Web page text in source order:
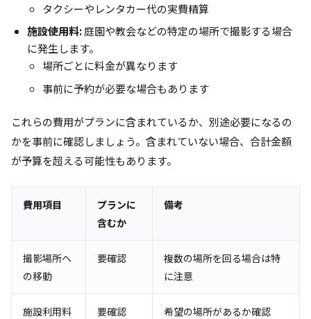
タクシーやレンタカー代の実費精算
施設使用料:庭園や教会などの特定の場所で撮影する場合
に発生します。
場所ごとに料金が異なります
事前に予約が必要な場合もあります
これらの費用がプランに含まれているか、別途必要になるの
かを事前に確認しましょう。含まれていない場合、合計金額
が予算を超える可能性もあります。
費用項目
プランに
含むか
備考
撮影場所へ
の移動
要確認
複数の場所を回る場合は特
に注意
施設利用料 要確認
希望の場所があるか確認